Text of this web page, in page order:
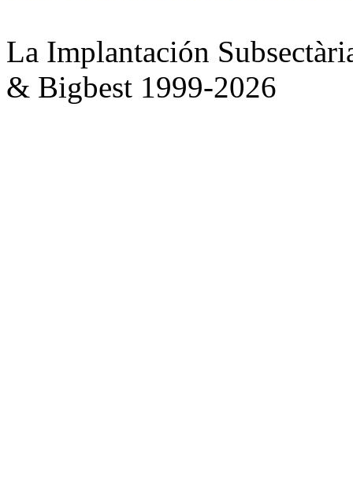
La Implantación
& Bigbest 1999-2026